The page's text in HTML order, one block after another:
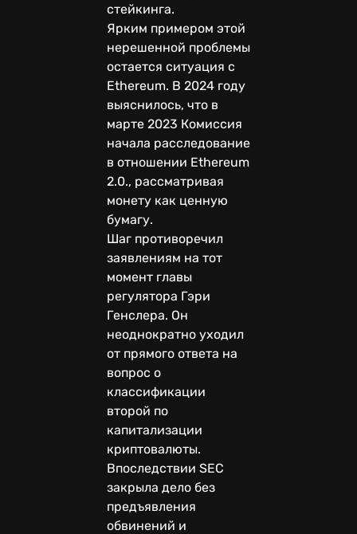
стейкинга.
Ярким примером этой
нерешенной проблемы
остается ситуация с
Ethereum. В 2024 году
выяснилось, что в
марте 2023 Комиссия
начала расследование
в отношении Ethereum
2.0., рассматривая
монету как ценную
бумагу.
Шаг противоречил
заявлениям на тот
момент главы
регулятора Гэри
Генслера. Он
неоднократно уходил
от прямого ответа на
вопрос о
классификации
второй по
капитализации
криптовалюты.
Впоследствии SEC
закрыла дело без
предъявления
обвинений и